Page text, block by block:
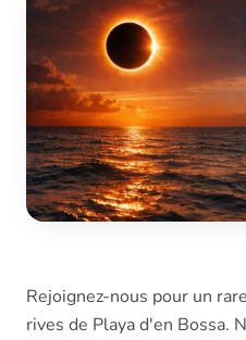
Rejoignez-nous pour un
rives de Playa d'en Bossa.